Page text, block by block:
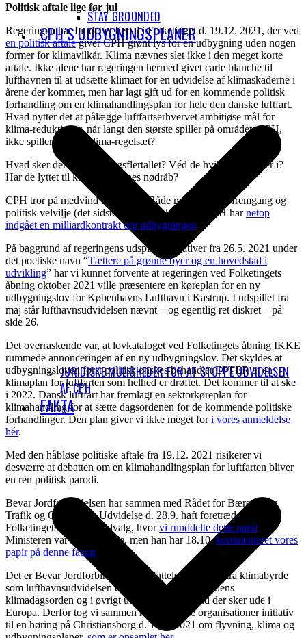
STAY GROUNDED
CPH’S UDBYGNINGSPLANER
JURIDISKE MULIGHEDER FOR AT STOPPE UDVIDELSEN
AF CPH
FAKTA
Politisk aftale lige før jul
Regeringen har fundet et flertal i Folketinget d. 19.12. 2021, der ved
en politisk aftalegiver CPH grønt lys for en udbygning uden nogen
former for klimavilkår. Klima nævnes slet ikke i den meget korte
aftale. Ikke alene har regeringen hermed givet carte blanche til
lufthavnen til at udsætte klimaet for en udvidelse af klimaskaderne i
årene der kommer, men har lagt gift ud for en kommende politisk
forhandling om en klimahandlingsplan for hele den danske luftfart.
Hvad nytter det at pålægge luftfartserhvervet ambitiøse mål for
klima-reduktioner, når langt den største spiller på området, CPH,
ikke spiller efter et klima-regelsæt?
Hvad sker der for folketingsflertallet? Véd de hvilket årti, vi er i?
Har de lyttet til klimaforskernes nødråb?
CPH tror på medvind for flyene. Både med passagerfremgang og
politisk velvilje (det sidste er i al fald korrekt). CPH harnetop
indgået en milliardkontrakt om udbygningen
På baggrund af regeringens udspil af initiativer fra 26.5. 2021 under
det poetiske navn “Tættere på grønne byer og en hovedstad i
udvikling” har vi kunnet forvente at regeringen ved Folketingets
åbning oktober 2021 ville præsentere en køreplan for en ny
udbygningslov for Københavns Lufthavn i Kastrup. I udspillet fra
maj står lufthavnsudvidelsen nævnt – og egentlig ret diskret – på
side 26.
Det overraskende var, at lovkataloget ved Folketingets åbning IKKE
rummede annonceringen af en ny udbygningslov. Det skyldes at
udbygningsloven først politisk ønskes behandlet EFTER at en
klimaplan for luftfarten som helhed er drøftet. Det kommer til at ske
i 2022. Dansk luftfart har fremlagt en sektorkøreplan for
klimahandling for at sætte dagsordenen for de kommende politiske
forhandlinger. Den plan giver vi ikke meget fori vores anmeldelse
hér.
Med den håbløse politiske aftale fra 19.12. 2021 risikerer vi
desværre at debatten om en klimahandlingsplan for luftfarten bliver
en ren politisk parodi.
Bevar Jordforbindelsen har sammen med Rådet for Bæredygtig
Trafik og CPH Uden Udvidelse d. 28.9. haft foretræde for
Folketingets Transportudvalg, hvorvi runddelte dette papir.
Ministeren var ikke til stede, men han har 18.10.kommenteret vores
papir på denne facon
Det er Bevar Jordforbindelsens opfattelse, at en ekstra klimabyrde
som lufthavnsudvidelsen er helt ude af trit med tidens
klimadagsorden og i øvrigt ude af trit med hvad der sker ude i
Europa. Derfor tog vi sammen med to andre organisationer initiativ
til en høring på Christiansborg d. 1.12. 2021 om flyvning, klima og